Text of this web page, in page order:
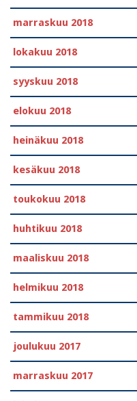
marraskuu 2018
lokakuu 2018
syyskuu 2018
elokuu 2018
heinäkuu 2018
kesäkuu 2018
toukokuu 2018
huhtikuu 2018
maaliskuu 2018
helmikuu 2018
tammikuu 2018
joulukuu 2017
marraskuu 2017